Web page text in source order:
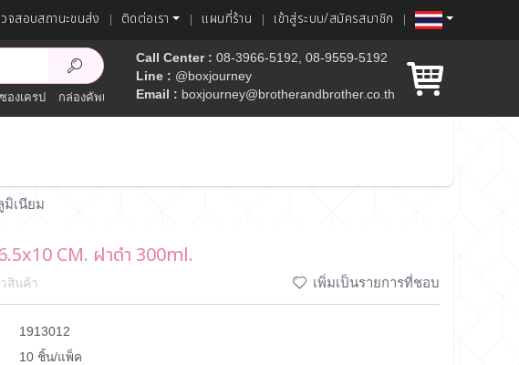
จสอบสถานะขนส่ง ติดต่อเรา แผนที่ร้าน เข้าสู่ระบบ/สมัครสมาชิก
ซองเครป กล่องคัพเค้ก
Call Center : 08-3966-5192, 08-9559-5192
Line : @boxjourney
Email : boxjourney@brotherandbrother.co.th
มิเนียม
CM. ฝาดำ 300ml.
สินค้า เพิ่มเป็นรายการที่ชอบ
1913012
10 ชิ้น/แพ็ค